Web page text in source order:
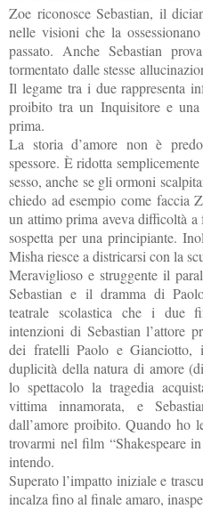
Zoe riconosce Sebastian, il
nelle visioni che la
passato. Anche Sebastian
tormentato dalle stesse
Il legame tra i due rappresenta
proibito tra un Inquisitore e
prima.
La storia d’amore non è
spessore. È ridotta
sesso, anche se gli ormoni
chiedo ad esempio come faccia
un attimo prima aveva difficoltà a
sospetta per una principiante.
Misha riesce a districarsi con la
Meraviglioso e struggente il
Sebastian e il dramma di
teatrale scolastica che i due
intenzioni di Sebastian l’attore
dei fratelli Paolo e Gianciotto,
duplicità della natura di amore
lo spettacolo la tragedia
vittima innamorata, e
dall’amore proibito. Quando ho
trovarmi nel film “Shakespeare
intendo.
Superato l’impatto iniziale e
incalza fino al finale amaro,